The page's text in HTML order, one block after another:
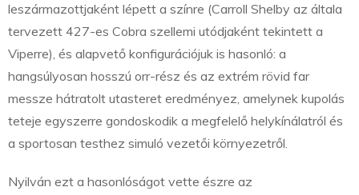
leszármazottjaként lépett a színre (Carroll Shelby az általa
tervezett 427-es Cobra szellemi utódjaként tekintett a
Viperre), és alapvető konfigurációjuk is hasonló: a
hangsúlyosan hosszú orr-rész és az extrém rövid far
messze hátratolt utasteret eredményez, amelynek kupolás
teteje egyszerre gondoskodik a megfelelő helykínálatról és
a sportosan testhez simuló vezetői környezetről.
Nyilván ezt a hasonlóságot vette észre az